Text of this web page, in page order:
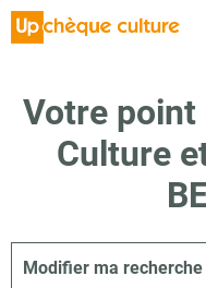
Votre point
Culture
Modifier ma recherche